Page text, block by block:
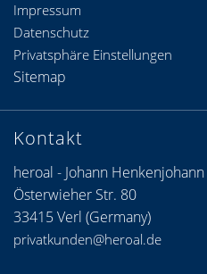
Kontakt
heroal - Johann
Österwieher Str. 80
33415 Verl (Germany)
privatkunden@heroal.de
Impressum
Datenschutz
Privatsphäre Einstellungen
Sitemap